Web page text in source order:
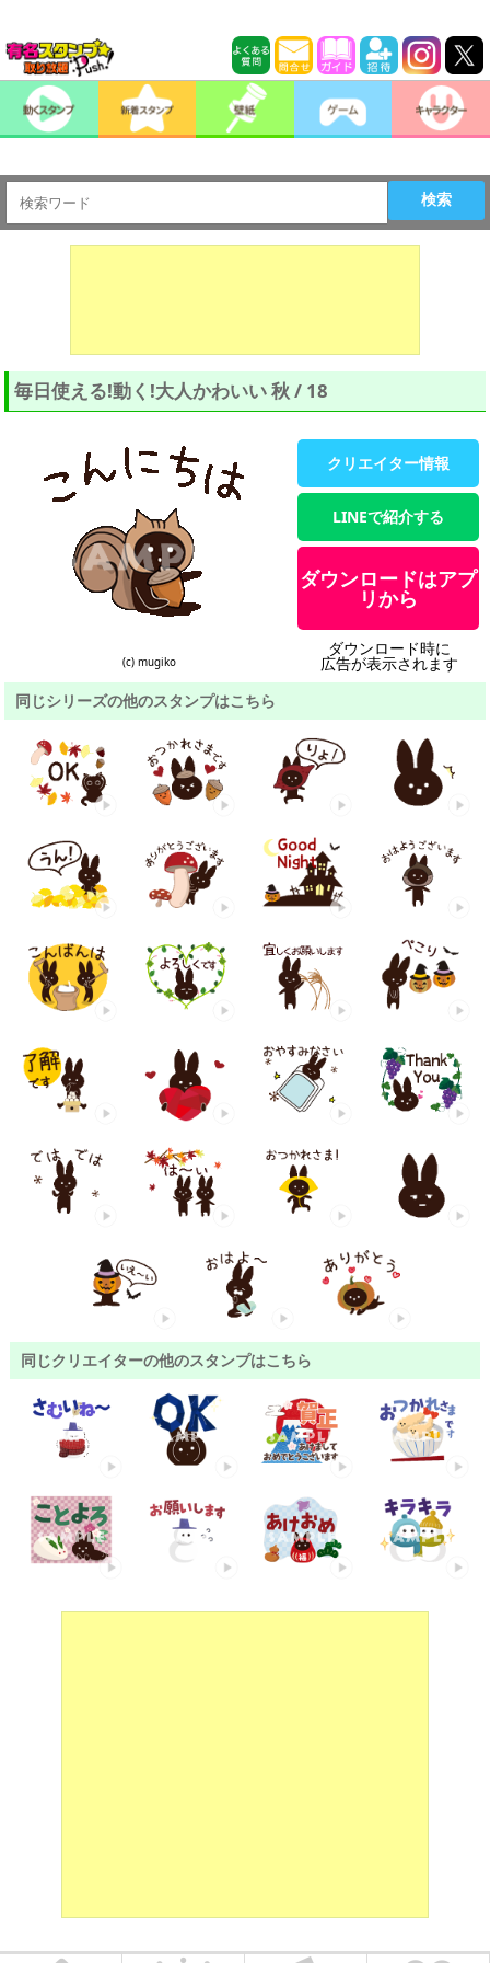
検索
毎日使える!動く!大人かわいい 秋 / 18
(c) mugiko
クリエイター情報
LINEで紹介する
ダウンロードはアプ
リから
ダウンロード時に
広告が表示されます
同じシリーズの他のスタンプはこちら
同じクリエイターの他のスタンプはこちら